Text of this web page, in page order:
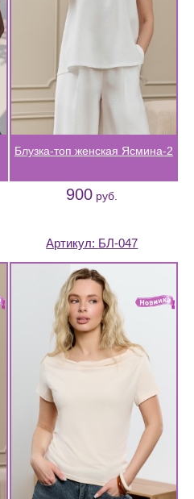
Блузка-топ женская Ясмина-2
900 руб.
Артикул: БЛ-047